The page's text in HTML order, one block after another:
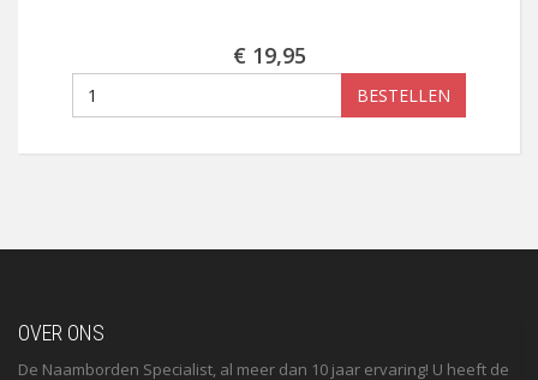
€ 19,95
BESTELLEN
OVER ONS
De Naamborden Specialist, al meer dan 10 jaar ervaring! U heeft de